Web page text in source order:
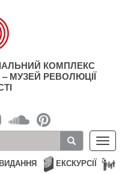
КОМПЛЕКС
МУЗЕЙ РЕВОЛЮЦІЇ
ЕКСКУРСІЇ
ВИДАННЯ